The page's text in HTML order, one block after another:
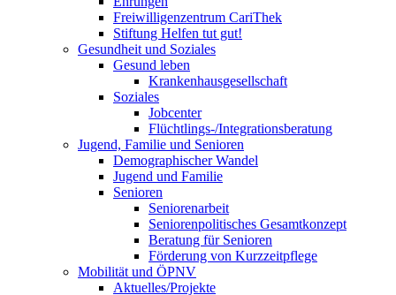
Freiwilligenzentrum CariThek
Stiftung Helfen tut gut!
Gesundheit und Soziales
Gesund leben
Krankenhausgesellschaft
Soziales
Jobcenter
Flüchtlings-/Integrationsberatung
Jugend, Familie und Senioren
Demographischer Wandel
Jugend und Familie
Senioren
Seniorenarbeit
Seniorenpolitisches Gesamtkonzept
Beratung für Senioren
Förderung von Kurzzeitpflege
Mobilität und ÖPNV
Aktuelles/Projekte